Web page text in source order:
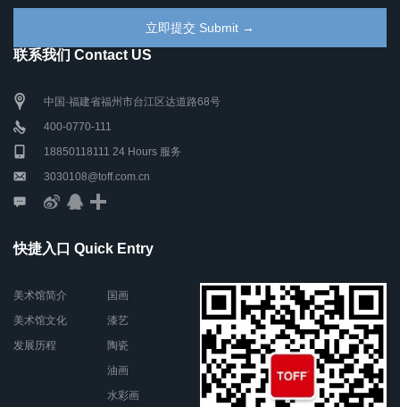
联系我们 Contact US
中国·福建省福州市台江区达道路68号
400-0770-111
18850118111 24 Hours 服务
3030108@toff.com.cn
快捷入口 Quick Entry
美术馆简介
美术馆文化
发展历程
国画
漆艺
陶瓷
油画
水彩画